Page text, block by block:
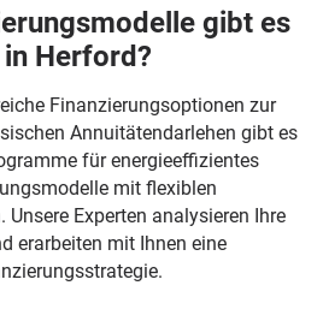
gibt es
Herford?
Finanzierungsoptionen zur
Annuitätendarlehen gibt es
für energieeffizientes
mit flexiblen
Experten analysieren Ihre
erarbeiten mit Ihnen eine